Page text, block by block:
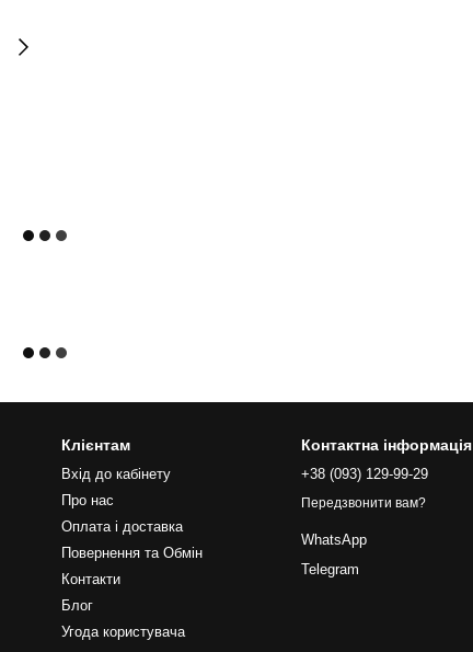
Клієнтам
Вхід до кабінету
Про нас
Оплата і доставка
Повернення та Обмін
Контакти
Блог
Угода користувача
Контактна інформація
+38 (093) 129-99-29
Передзвонити вам?
WhatsApp
Telegram